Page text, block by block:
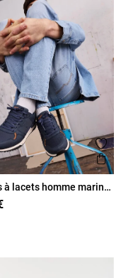
à lacets homme marine